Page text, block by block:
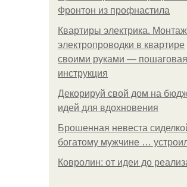
Фронтон из профнастила
Квартиры электрика. Монтаж
электропроводки в квартире
своими руками — пошаговая
инструкция
Декорируй свой дом на
идей для вдохновения
Брошенная невеста
богатому мужчине …
Ковролин: от идеи до